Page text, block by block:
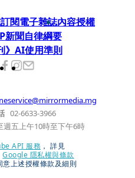
訂閱電子雜誌內容授權
新聞自律綱要
》AI使用準則
02-6633-3966
週五上午10時至下午6時
API 服務 ， 詳見
Google 隱私權與條款
上述授權條款及細則